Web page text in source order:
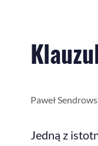
Paweł
Jedną z